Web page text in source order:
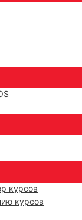
курсов
курсов